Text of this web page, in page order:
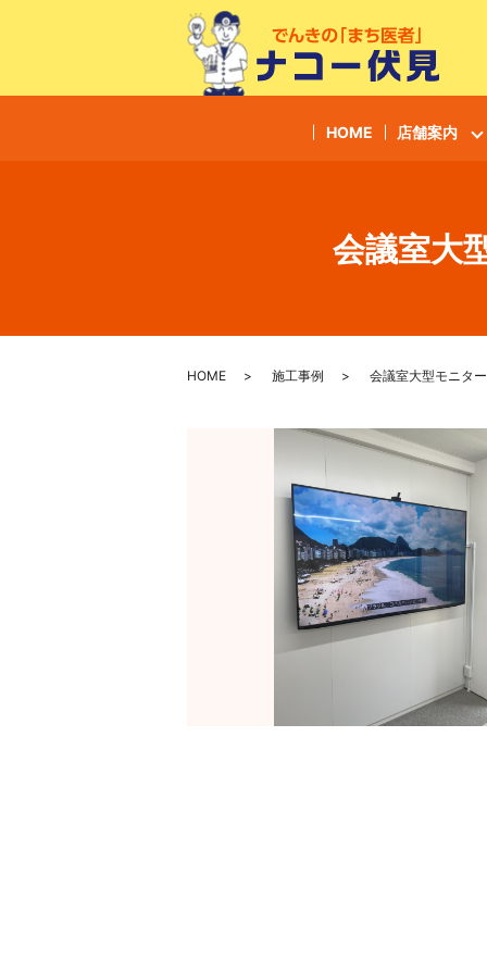
HOME 店舗案内
会議室大
HOME 施工事例 会議室大型モニタ